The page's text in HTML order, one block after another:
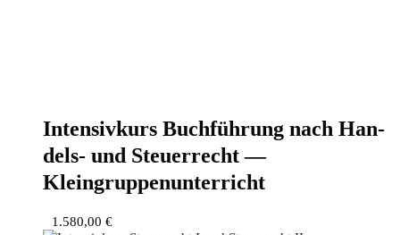
Inten­siv­kurs Buch­füh­rung nach Han­
dels- und Steu­er­recht —
Kleingruppenunterricht
1.580,00 €